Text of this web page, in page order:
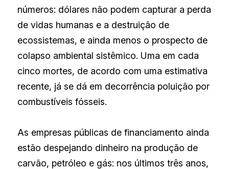
números: dólares não podem capturar a perda
de vidas humanas e a destruição de
ecossistemas, e ainda menos o prospecto de
colapso ambiental sistêmico. Uma em cada
cinco mortes, de acordo com uma estimativa
recente, já se dá em decorrência poluição por
combustíveis fósseis.
As empresas públicas de financiamento ainda
estão despejando dinheiro na produção de
carvão, petróleo e gás: nos últimos três anos,